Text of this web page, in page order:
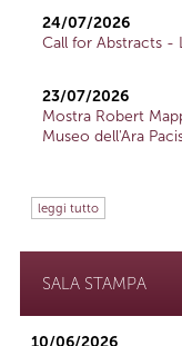
24/07/2026
Call for Abstracts -
23/07/2026
Mostra Robert
Museo dell'Ara
leggi tutto
SALA STAMPA